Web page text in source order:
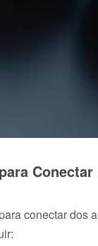
conectar dos